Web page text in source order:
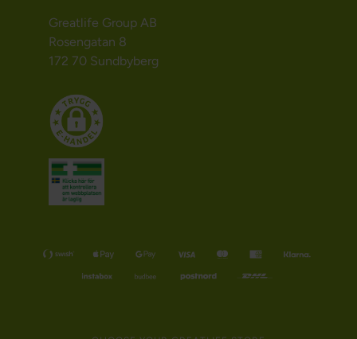
Greatlife Group AB
Rosengatan 8
172 70 Sundbyberg